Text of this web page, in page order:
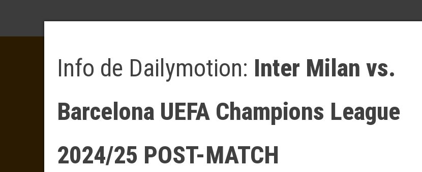
Info de Dailymotion: Inter Milan vs.
Barcelona UEFA Champions League
2024/25 POST-MATCH